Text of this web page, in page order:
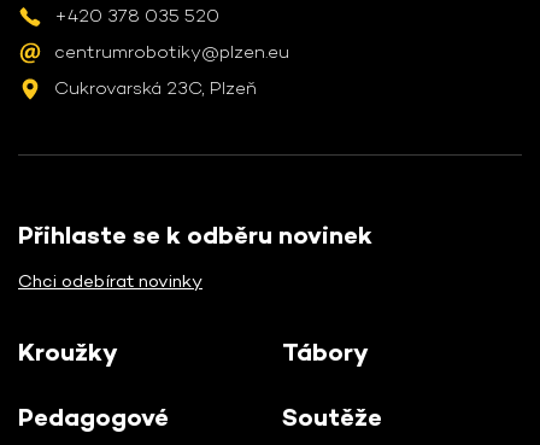
+420 378 035 520
centrumrobotiky@plzen.eu
Cukrovarská 23C, Plzeň
Přihlaste se k odběru novinek
Chci odebírat novinky
Kroužky
Pedagogové
Tábory
Soutěže